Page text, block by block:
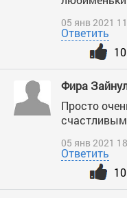
05 янв 2021
Ответить
10
Фира
Просто
05 янв 2021
Ответить
10